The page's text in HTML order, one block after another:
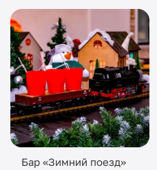
Бар «Зимний поезд»